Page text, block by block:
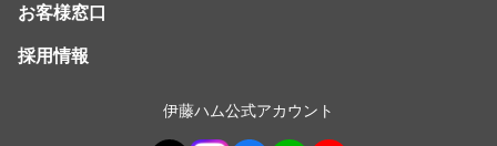
お客様窓口
採用情報
伊藤ハム公式アカウント